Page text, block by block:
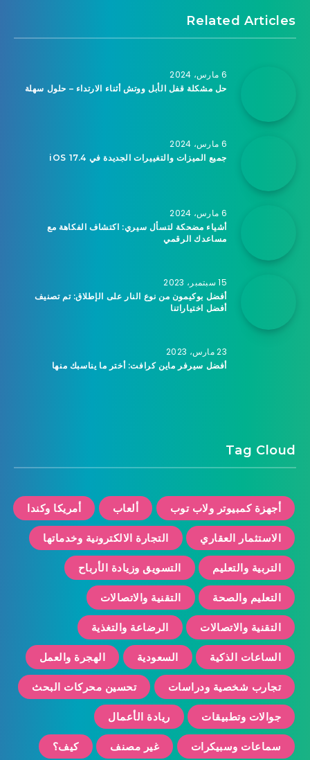
Related Articles
6 مارس، 2024
حل مشكلة قفل الأبل ووتش أثناء الارتداء – حلول سهلة
6 مارس، 2024
جميع الميزات والتغييرات الجديدة في iOS 17.4
6 مارس، 2024
أشياء مضحكة لتسأل سيري: اكتشاف الفكاهة مع
مساعدك الرقمي
15 سبتمبر، 2023
أفضل بوكيمون من نوع النار على الإطلاق: تم تصنيف
أفضل اختياراتنا
23 مارس، 2023
أفضل سيرفر ماين كرافت: أختر ما يناسبك منها
Tag Cloud
أجهزة كمبيوتر ولاب توب ألعاب أمريكا وكندا
الاستثمار العقاري التجارة الالكترونية وخدماتها
التربية والتعليم التسويق وزيادة الأرباح
التعليم والصحة التقنية والاتصالات
التقنية والاتصالات الرضاعة والتغذية
الساعات الذكية السعودية الهجرة والعمل
تجارب شخصية ودراسات تحسين محركات البحث
جوالات وتطبيقات ريادة الأعمال
سماعات وسبيكرات غير مصنف كيف؟